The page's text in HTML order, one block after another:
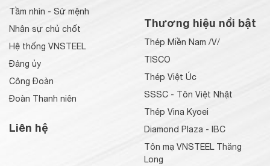
Tầm nhìn - Sứ mệnh
Nhân sự chủ chốt
Hệ thống VNSTEEL
Đảng ủy
Công Đoàn
Đoàn Thanh niên
Liên hệ
Thương hiệu nổi bật
Thép Miền Nam /V/
TISCO
Thép Việt Úc
SSSC - Tôn Việt Nhật
Thép Vina Kyoei
Diamond Plaza - IBC
Tôn mạ VNSTEEL Thăng
Long